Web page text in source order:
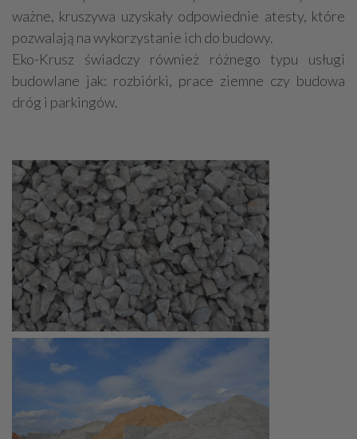
ważne, kruszywa uzyskały odpowiednie atesty, które
pozwalają na wykorzystanie ich do budowy.
Eko-Krusz świadczy również różnego typu usługi
budowlane jak: rozbiórki, prace ziemne czy budowa
dróg i parkingów.